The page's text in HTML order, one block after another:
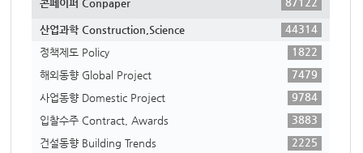
콘페이퍼 Conpaper
산업과학 Construction,Science
44314
정책제도 Policy
1822
해외동향 Global Project
7479
사업동향 Domestic Project
9784
입찰수주 Contract, Awards
3883
건설동향 Building Trends
2225